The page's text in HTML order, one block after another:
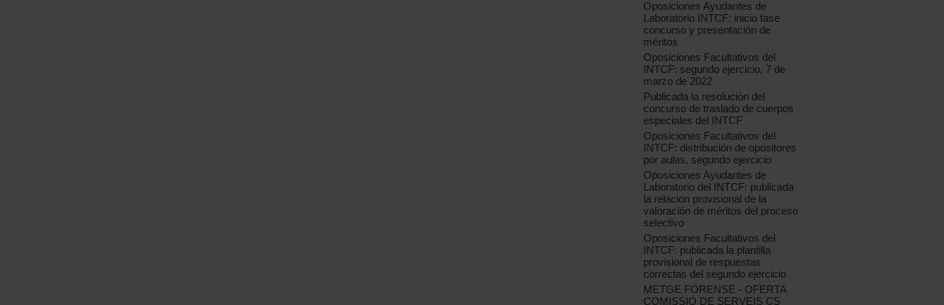
Oposiciones Ayudantes de
Laboratorio INTCF: inicio fase
concurso y presentación de
méritos
Oposiciones Facultativos del
INTCF: segundo ejercicio, 7 de
marzo de 2022
Publicada la resolución del
concurso de traslado de cuerpos
especiales del INTCF
Oposiciones Facultativos del
INTCF: distribución de opositores
por aulas, segundo ejercicio
Oposiciones Ayudantes de
Laboratorio del INTCF: publicada
la relación provisional de la
valoración de méritos del proceso
selectivo
Oposiciones Facultativos del
INTCF: publicada la plantilla
provisional de respuestas
correctas del segundo ejercicio
METGE FORENSE - OFERTA
COMISSIÓ DE SERVEIS CS